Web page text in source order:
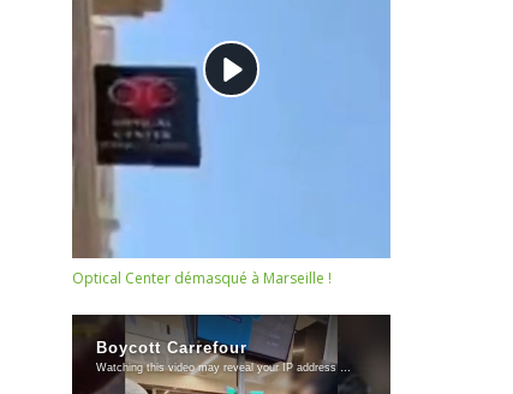
Optical Center démasqué à Marseille !